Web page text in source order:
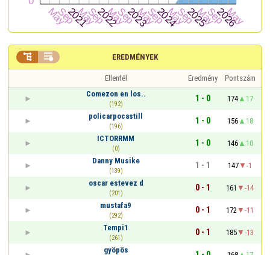
EREDMÉNYEK
 
Ellenfél Eredmény
Pontszám
Comezon en los..
(192)
1 - 0 174
17
policarpocastill
(196)
1 - 0 156
18
ICTORRMM
(0)
1 - 0 146
10
Danny Musike
(139)
1 - 1 147
-1
oscar estevez d
(201)
0 - 1 161
-14
mustafa9
(292)
0 - 1 172
-11
Tempi1
(261)
0 - 1 185
-13
gyöpös